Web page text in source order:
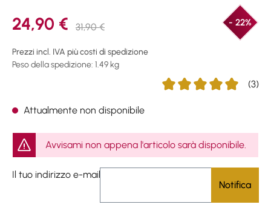
24,90 € 31,90 € - 22%
Prezzi incl. IVA più costi di spedizione
Peso della spedizione: 1.49 kg
(3)
Attualmente non disponibile
Avvisami non appena l'articolo sarà disponibile.
Il tuo indirizzo e-mail
Notifica